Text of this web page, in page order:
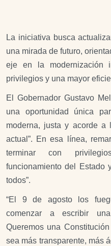
La iniciativa busca
una mirada de futuro,
eje en la modernización
privilegios y una mayor
El Gobernador Gustavo
una oportunidad única
moderna, justa y acorde a
actual”. En esa línea,
terminar con
funcionamiento del Estado
todos”.
“El 9 de agosto los
comenzar a escribir
Queremos una
sea más transparente, más